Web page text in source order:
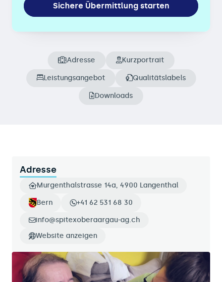
Sichere Übermittlung starten
Adresse Kurzportrait
Leistungsangebot Qualitätslabels
Downloads
Adresse
Murgenthalstrasse 14a, 4900 Langenthal
Bern +41 62 531 68 30
info@spitexoberaargau-ag.ch
Website anzeigen